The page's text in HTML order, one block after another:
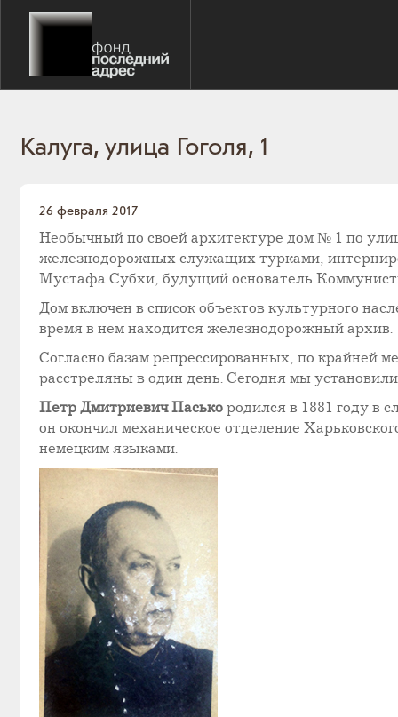
Калуга, улица Гоголя, 1
26 февраля 2017
Необычный по своей архитектуре дом № 1 по
железнодорожных служащих турками,
Мустафа Субхи, будущий основатель
Дом включен в список объектов культурного
время в нем находится железнодорожный архив.
Согласно базам репрессированных, по крайней
расстреляны в один день. Сегодня мы
Петр Дмитриевич Пасько родился в 1881 году в
он окончил механическое отделение
немецким языками.